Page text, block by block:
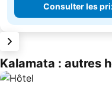
Consulter les
Kalamata : autres